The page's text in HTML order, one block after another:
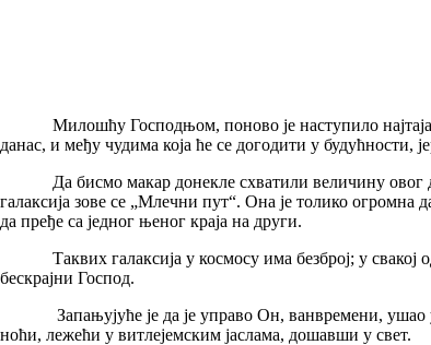
Милошћу Господњом, поново је наступило
данас, и међу чудима која ће се догодити у будућности,
Да бисмо макар донекле схватили величину овог
галаксија зове се „Млечни пут“. Она је толико огромна
да пређе са једног њеног краја на други.
Таквих галаксија у космосу има безброј; у свакој
бескрајни Господ.
Запањујуће је да је управо Он, ванвремени, ушао у
ноћи, лежећи у витлејемским јаслама, дошавши у свет.